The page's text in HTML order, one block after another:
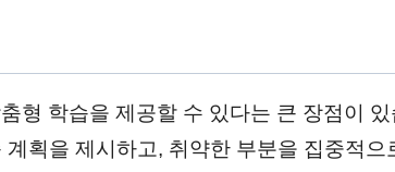
형 학습을 제공할 수 있다는 큰 장점이
획을 제시하고, 취약한 부분을 집중적으